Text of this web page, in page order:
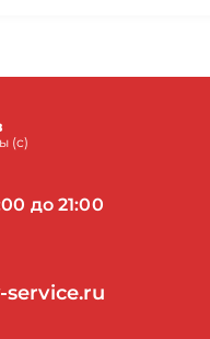
(с)
до 21:00